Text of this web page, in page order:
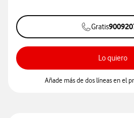
Gratis
Lo quiero
Añade más de dos líneas en el